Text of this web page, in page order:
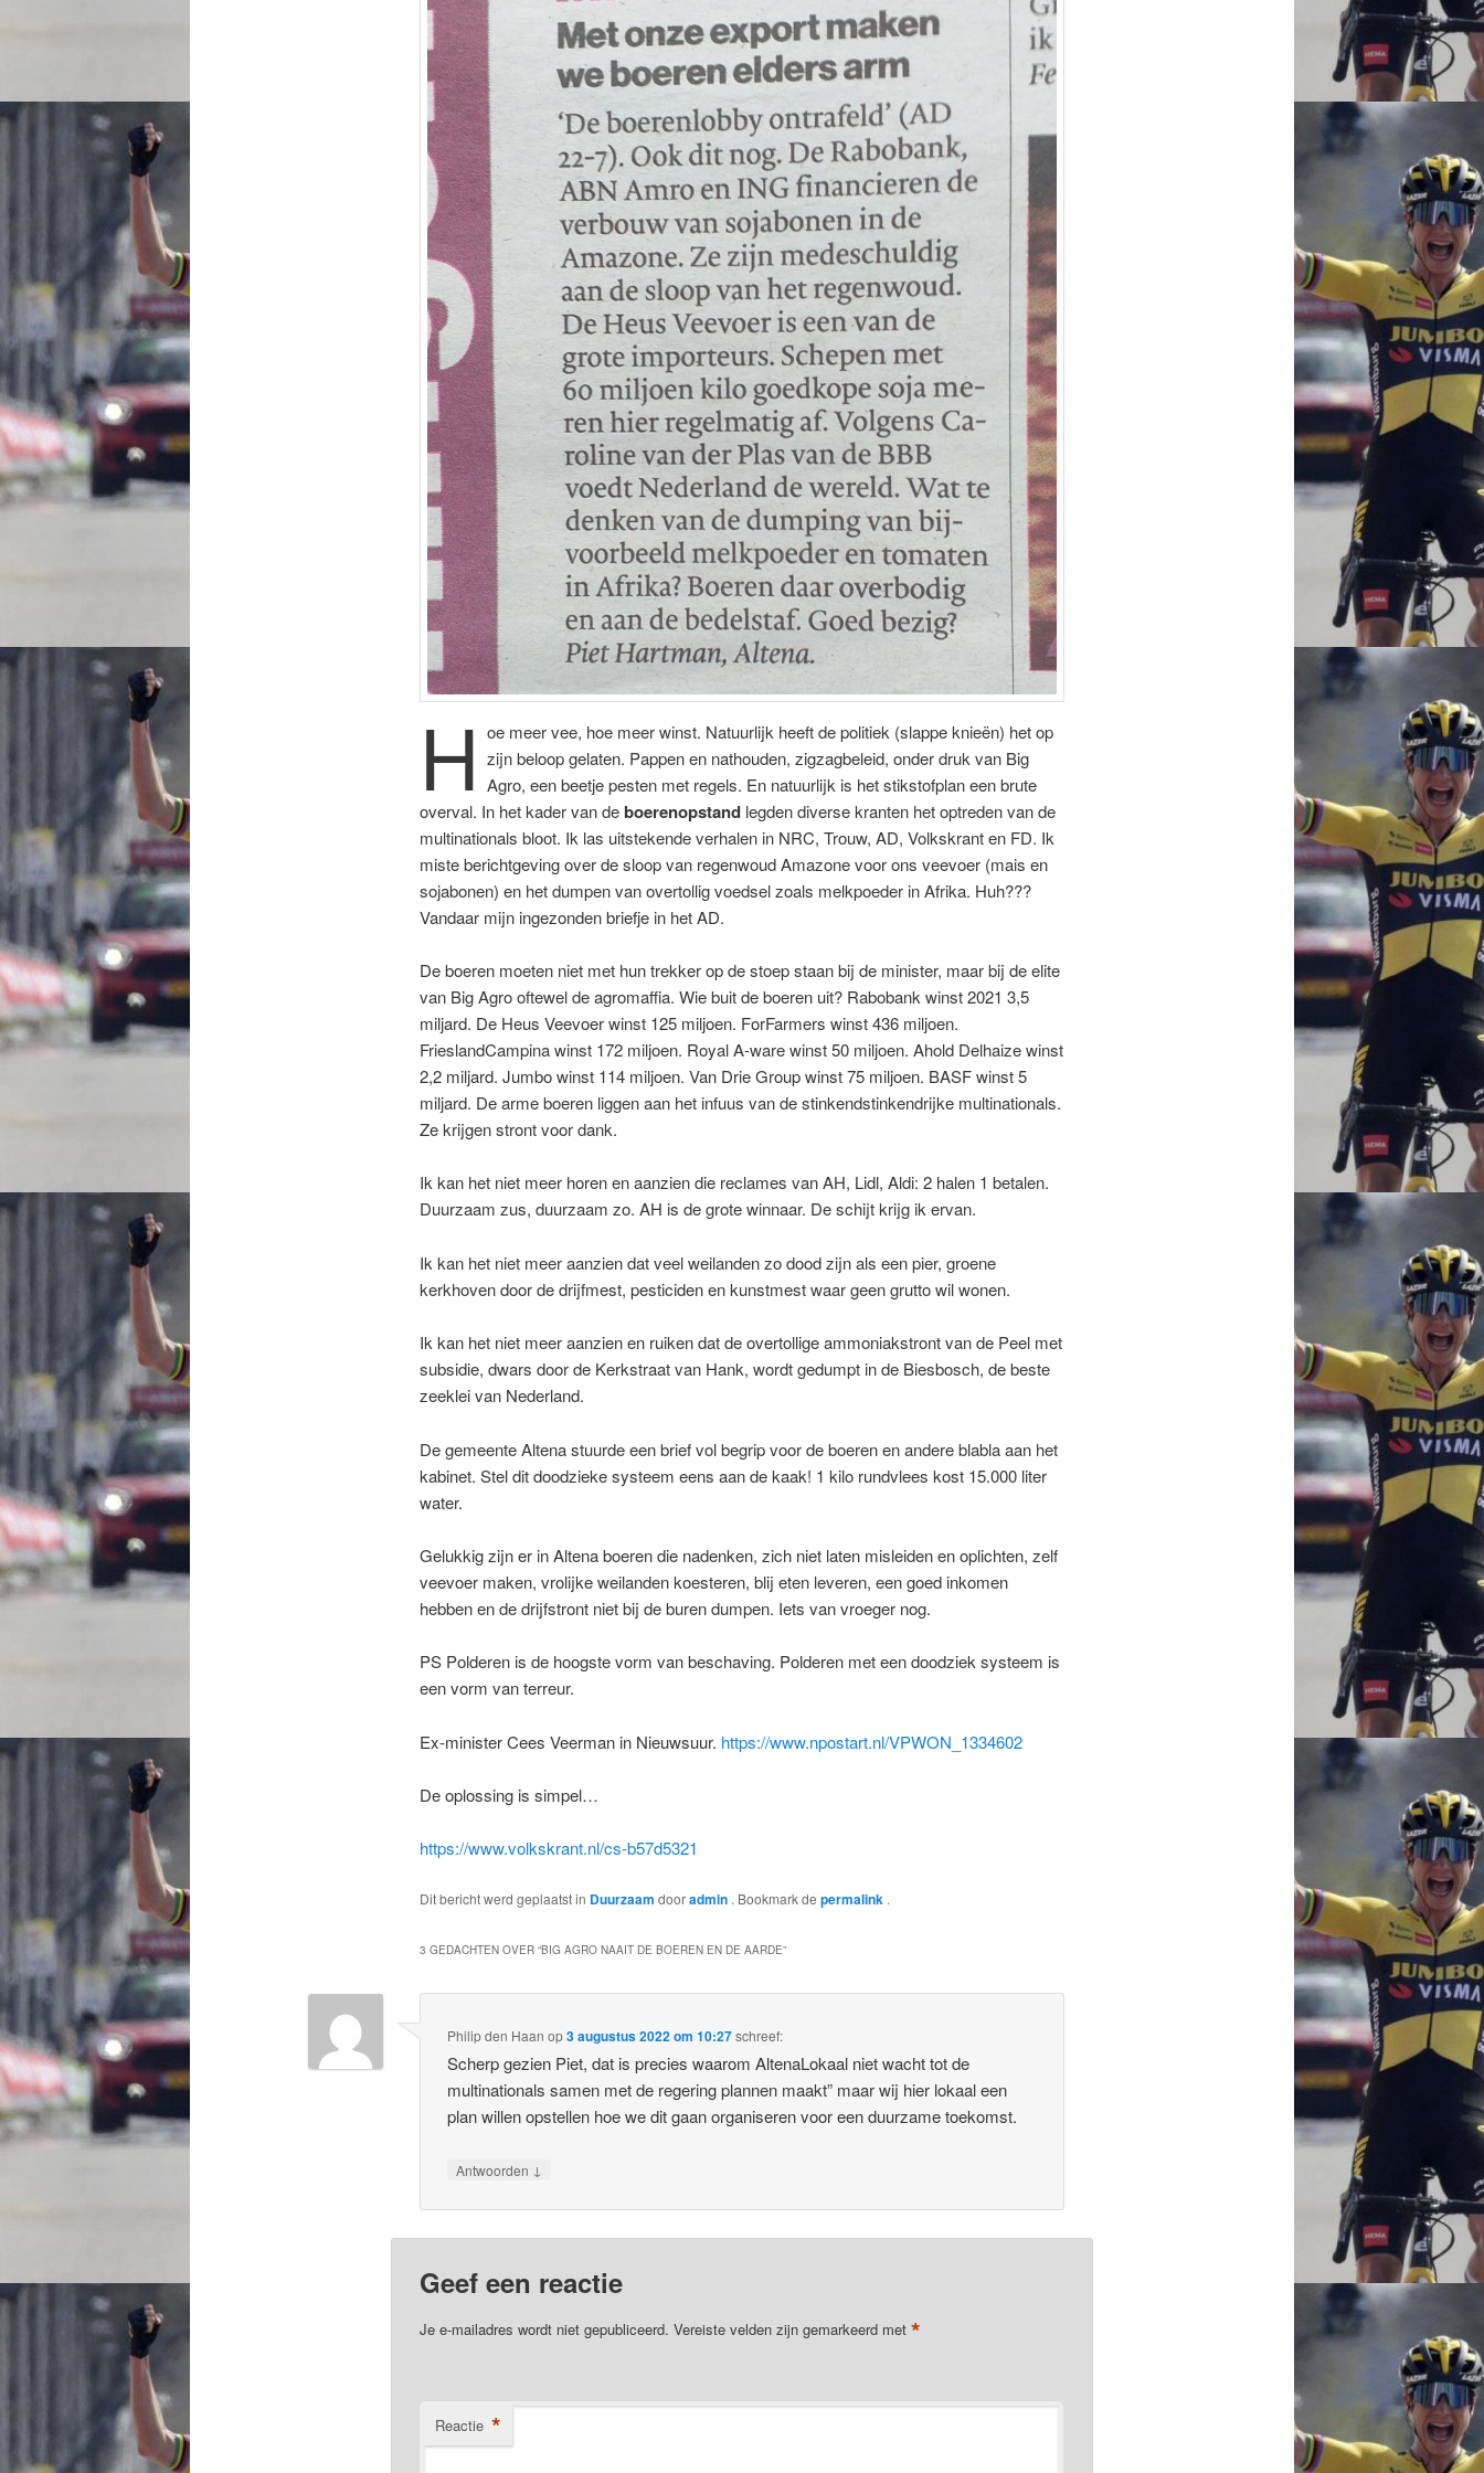
H oe meer vee, hoe meer winst. Natuurlijk heeft de politiek (slappe knieën) het op
zijn beloop gelaten. Pappen en nathouden, zigzagbeleid, onder druk van Big
Agro, een beetje pesten met regels. En natuurlijk is het stikstofplan een brute
overval. In het kader van deboerenopstandlegden diverse kranten het optreden van de
multinationals bloot. Ik las uitstekende verhalen in NRC, Trouw, AD, Volkskrant en FD. Ik
miste berichtgeving over de sloop van regenwoud Amazone voor ons veevoer (mais en
sojabonen) en het dumpen van overtollig voedsel zoals melkpoeder in Afrika. Huh???
Vandaar mijn ingezonden briefje in het AD.
De boeren moeten niet met hun trekker op de stoep staan bij de minister, maar bij de elite
van Big Agro oftewel de agromaffia. Wie buit de boeren uit? Rabobank winst 2021 3,5
miljard. De Heus Veevoer winst 125 miljoen. ForFarmers winst 436 miljoen.
FrieslandCampina winst 172 miljoen. Royal A-ware winst 50 miljoen. Ahold Delhaize winst
2,2 miljard. Jumbo winst 114 miljoen. Van Drie Group winst 75 miljoen. BASF winst 5
miljard. De arme boeren liggen aan het infuus van de stinkendstinkendrijke multinationals.
Ze krijgen stront voor dank.
Ik kan het niet meer horen en aanzien die reclames van AH, Lidl, Aldi: 2 halen 1 betalen.
Duurzaam zus, duurzaam zo. AH is de grote winnaar. De schijt krijg ik ervan.
Ik kan het niet meer aanzien dat veel weilanden zo dood zijn als een pier, groene
kerkhoven door de drijfmest, pesticiden en kunstmest waar geen grutto wil wonen.
Ik kan het niet meer aanzien en ruiken dat de overtollige ammoniakstront van de Peel met
subsidie, dwars door de Kerkstraat van Hank, wordt gedumpt in de Biesbosch, de beste
zeeklei van Nederland.
De gemeente Altena stuurde een brief vol begrip voor de boeren en andere blabla aan het
kabinet. Stel dit doodzieke systeem eens aan de kaak! 1 kilo rundvlees kost 15.000 liter
water.
Gelukkig zijn er in Altena boeren die nadenken, zich niet laten misleiden en oplichten, zelf
veevoer maken, vrolijke weilanden koesteren, blij eten leveren, een goed inkomen
hebben en de drijfstront niet bij de buren dumpen. Iets van vroeger nog.
PS Polderen is de hoogste vorm van beschaving. Polderen met een doodziek systeem is
een vorm van terreur.
Ex-minister Cees Veerman in Nieuwsuur. https://www.npostart.nl/VPWON_1334602
De oplossing is simpel…
https://www.volkskrant.nl/cs-b57d5321
Dit bericht werd geplaatst in Duurzaam dooradmin . Bookmark de permalink .
3 GEDACHTEN OVER “BIG AGRO NAAIT DE BOEREN EN DE AARDE”
Philip den Haan op3 augustus 2022 om 10:27schreef:
Scherp gezien Piet, dat is precies waarom AltenaLokaal niet wacht tot de
multinationals samen met de regering plannen maakt” maar wij hier lokaal een
plan willen opstellen hoe we dit gaan organiseren voor een duurzame toekomst.
Antwoorden ↓
Geef een reactie
Je e-mailadres wordt niet gepubliceerd. Vereiste velden zijn gemarkeerd met *
Reactie *